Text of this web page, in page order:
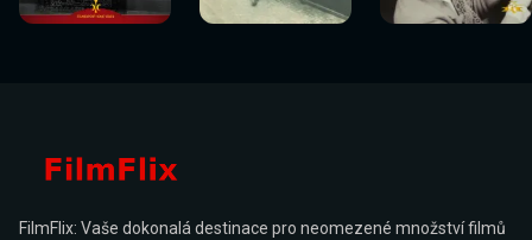
nyní
nyní
nyní
nyní
nyní
FilmFlix: Vaše dokonalá destinace pro neomezené množství filmů